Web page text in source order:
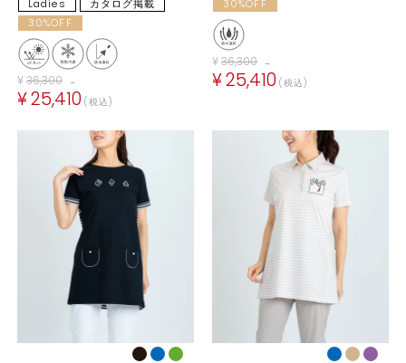
Ladies
カタログ掲載
30%OFF
¥36,300 →
¥25,410 税込
30%OFF
¥36,300 →
¥25,410 税込